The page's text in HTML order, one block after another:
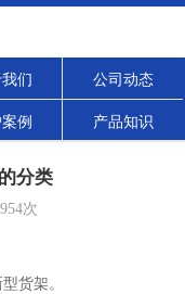
们 公司动态
例 产品知识
分类
954次
货架。